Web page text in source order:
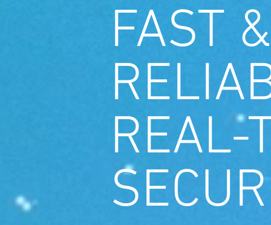
FAST &
REAL-